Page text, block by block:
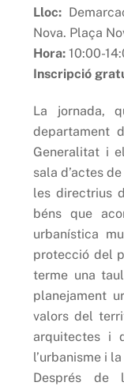
Lloc:
Nova. Plaça
Hora: 10:00-
Inscripció
La jornada,
departament
Generalitat i
sala d’actes
les directrius
béns que
urbanística
protecció del
terme una
planejament
valors del
arquitectes i
l’urbanisme i
Després de